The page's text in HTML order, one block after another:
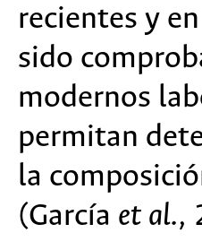
recientes y
sido
modernos
permitan
la
(García et al.,